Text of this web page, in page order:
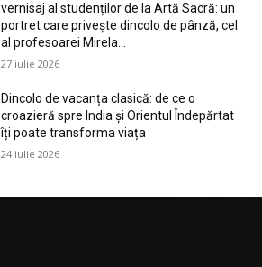
vernisaj al studenților de la Artă Sacră: un
portret care privește dincolo de pânză, cel
al profesoarei Mirela...
27 iulie 2026
Dincolo de vacanța clasică: de ce o
croazieră spre India și Orientul Îndepărtat
îți poate transforma viața
24 iulie 2026